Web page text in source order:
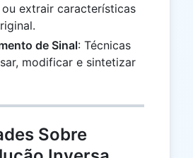
extrair características
de Sinal: Técnicas
modificar e sintetizar
Sobre